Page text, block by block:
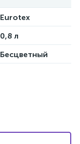
Eurotex
0,8 л
Бесцветный